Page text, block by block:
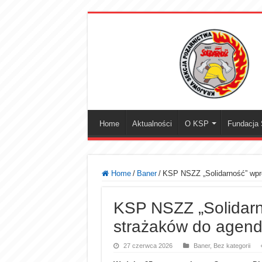
Home Aktualności O KSP Fundacja
Home / Baner / KSP NSZZ „Solidarność”
KSP NSZZ
strażaków do
27 czerwca 2026 Baner, Bez kategorii